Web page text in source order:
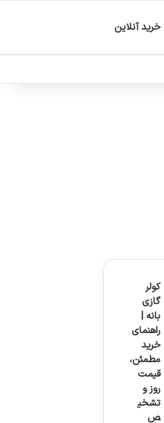
خرید آنلاین
کولر
گازی
بانه |
راهنمای
خرید
مطمئن،
قیمت
روز و
تشخی
ص